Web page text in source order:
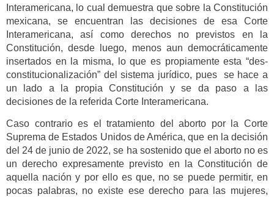
Interamericana, lo cual demuestra que sobre la Constitución
mexicana, se encuentran las decisiones de esa Corte
Interamericana, así como derechos no previstos en la
Constitución, desde luego, menos aun democráticamente
insertados en la misma, lo que es propiamente esta “des-
constitucionalización” del sistema jurídico, pues se hace a
un lado a la propia Constitución y se da paso a las
decisiones de la referida Corte Interamericana.
Caso contrario es el tratamiento del aborto por la Corte
Suprema de Estados Unidos de América, que en la decisión
del 24 de junio de 2022, se ha sostenido que el aborto no es
un derecho expresamente previsto en la Constitución de
aquella nación y por ello es que, no se puede permitir, en
pocas palabras, no existe ese derecho para las mujeres,